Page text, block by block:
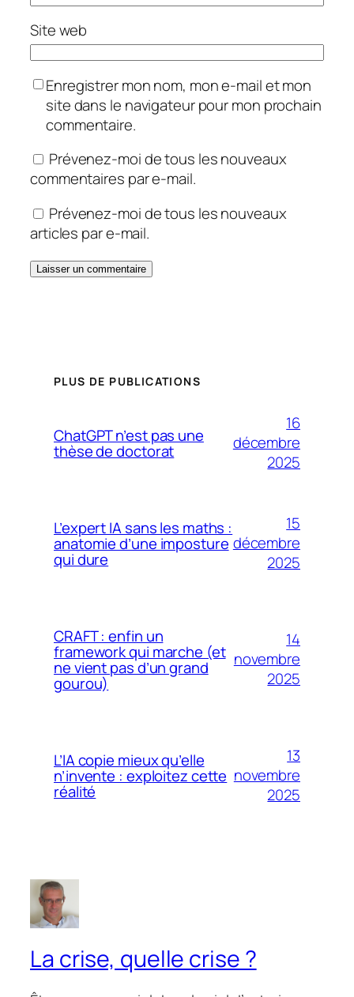
Site web
Enregistrer mon nom, mon e-mail et mon
site dans le navigateur pour mon prochain
commentaire.
Prévenez-moi de tous les nouveaux
commentaires par e-mail.
Prévenez-moi de tous les nouveaux
articles par e-mail.
PLUS DE PUBLICATIONS
ChatGPT n’est pas une
thèse de doctorat
16
décembre
2025
L’expert IA sans les maths :
anatomie d’une imposture
qui dure
15
décembre
2025
CRAFT : enfin un
framework qui marche (et
ne vient pas d’un grand
gourou)
14
novembre
2025
L’IA copie mieux qu’elle
n’invente : exploitez cette
réalité
13
novembre
2025
La crise, quelle crise ?